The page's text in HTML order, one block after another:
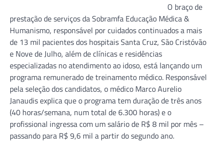
O braço de
prestação de serviços da Sobramfa Educação Médica &
Humanismo, responsável por cuidados continuados a mais
de 13 mil pacientes dos hospitais Santa Cruz, São Cristóvão
e Nove de Julho, além de clínicas e residências
especializadas no atendimento ao idoso, está lançando um
programa remunerado de treinamento médico. Responsável
pela seleção dos candidatos, o médico Marco Aurelio
Janaudis explica que o programa tem duração de três anos
(40 horas/semana, num total de 6.300 horas) e o
profissional ingressa com um salário de R$ 8 mil por mês –
passando para R$ 9,6 mil a partir do segundo ano.